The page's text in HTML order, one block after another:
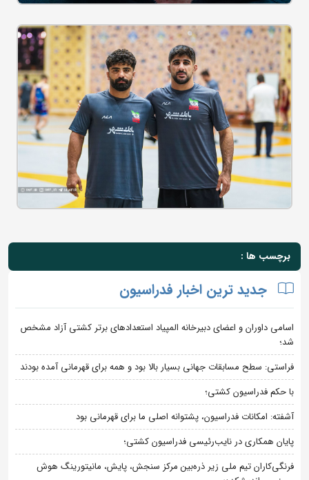
برچسب ها :
جدید ترین اخبار فدراسیون
اسامی داوران و اعضای دبیرخانه المپیاد استعدادهای برتر کشتی آزاد مشخص
شد؛
فراستی: سطح مسابقات جهانی بسیار بالا بود و همه برای قهرمانی آمده بودند
با حکم فدراسیون کشتی؛
آشفته: امکانات فدراسیون، پشتوانه اصلی ما برای قهرمانی بود
پایان همکاری در نایب‌رئیسی فدراسیون کشتی؛
فرنگی‌کاران تیم ملی زیر ذره‌بین مرکز سنجش، پایش، مانیتورینگ هوش